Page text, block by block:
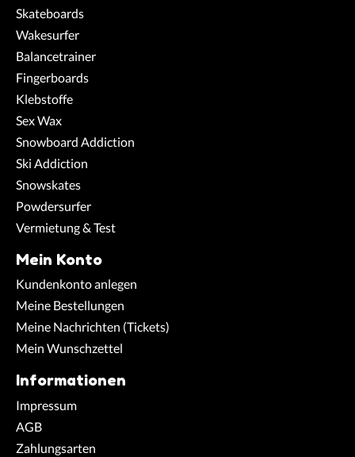
Skateboards
Wakesurfer
Balancetrainer
Fingerboards
Klebstoffe
Sex Wax
Snowboard Addiction
Ski Addiction
Snowskates
Powdersurfer
Vermietung & Test
Mein Konto
Kundenkonto anlegen
Meine Bestellungen
Meine Nachrichten (Tickets)
Mein Wunschzettel
Informationen
Impressum
AGB
Zahlungsarten